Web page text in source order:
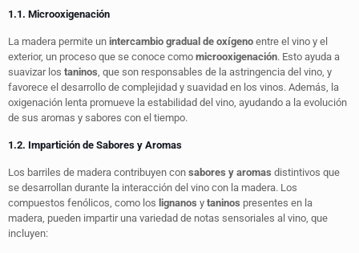
1.1. Microoxigenación
La madera permite un intercambio gradual de oxígeno entre el vino y el
exterior, un proceso que se conoce como microoxigenación. Esto ayuda a
suavizar los taninos , que son responsables de la astringencia del vino, y
favorece el desarrollo de complejidad y suavidad en los vinos. Además, la
oxigenación lenta promueve la estabilidad del vino, ayudando a la evolución
de sus aromas y sabores con el tiempo.
1.2. Impartición de Sabores y Aromas
Los barriles de madera contribuyen con sabores y aromas distintivos que
se desarrollan durante la interacción del vino con la madera. Los
compuestos fenólicos, como los lignanos y taninos presentes en la
madera, pueden impartir una variedad de notas sensoriales al vino, que
incluyen: